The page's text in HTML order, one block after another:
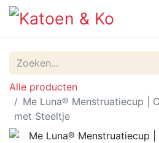
Alle producten
Me Luna® Menstruatiecup |
met Steeltje